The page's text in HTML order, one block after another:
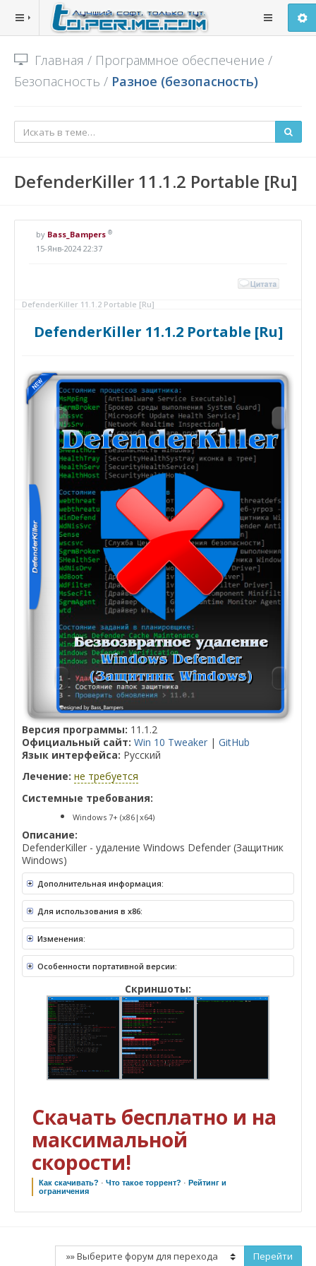
Главная / Программное обеспечение /
Безопасность / Разное (безопасность)
DefenderKiller 11.1.2 Portable [Ru]
by Bass_Bampers ®
15-Янв-2024 22:37
DefenderKiller 11.1.2 Portable [Ru]
DefenderKiller 11.1.2 Portable [Ru]
Версия программы: 11.1.2
Официальный сайт: Win 10 Tweaker | GitHub
Язык интерфейса: Русский
Лечение: не требуется
Системные требования:
Windows 7+ (x86|x64)
Описание:
DefenderKiller - удаление Windows Defender (Защитник
Windows)
Дополнительная информация:
Для использования в x86:
Изменения:
Особенности портативной версии:
Скриншоты:
Скачать бесплатно и на
максимальной
скорости!
Как скачивать? ·Что такое торрент? · Рейтинг и
ограничения